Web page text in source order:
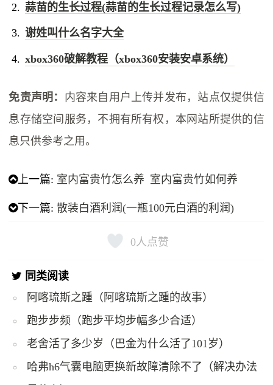
蒜苗的生长过程(蒜苗的生长过程记录怎么写)
谢姓叫什么名字大全
xbox360破解教程（xbox360安装安卓系统）
免责声明： 内容来自用户上传并发布，站点仅提供信
息存储空间服务，不拥有所有权，本网站所提供的信
息只供参考之用。
上一篇: 室内富贵竹怎么养 室内富贵竹如何养
下一篇:散装白酒利润(一瓶100元白酒的利润)
0人点赞
同类阅读
阿喀琉斯之踵（阿喀琉斯之踵的故事）
跑步步频（跑步平均步幅多少合适）
老舍活了多少岁（巴金为什么活了101岁）
哈弗h6气囊电脑更换新故障清除不了（解决办法